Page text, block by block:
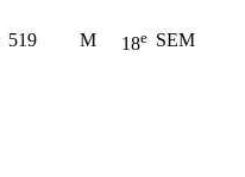
519 M 18e SEM